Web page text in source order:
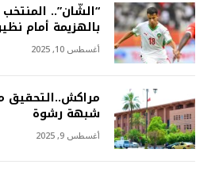
“الشّان”..
بالهزيمة أمام
أغسطس 10, 2025
مراكش..التحقيق
شبهة رشوة
أغسطس 9, 2025